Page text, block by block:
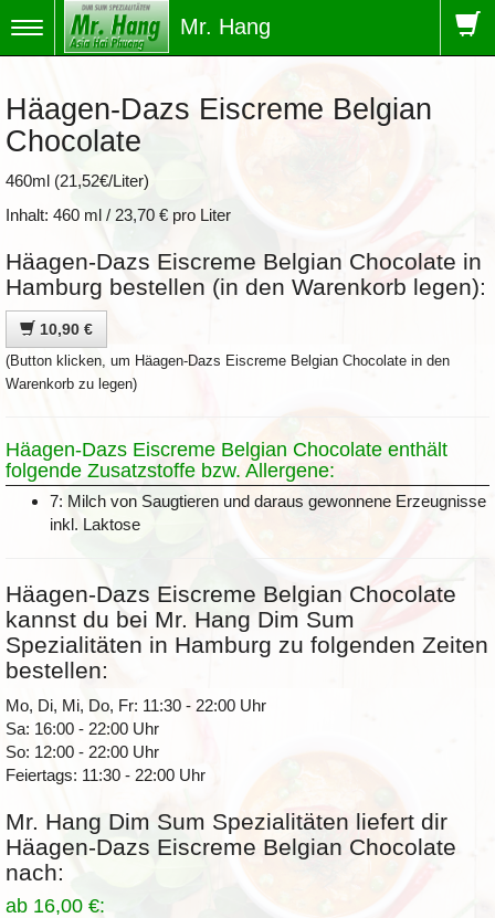
Toggle
navigation
Mr. Hang
Häagen-Dazs Eiscreme Belgian
Chocolate
460ml (21,52€/Liter)
Inhalt: 460 ml / 23,70 € pro Liter
Häagen-Dazs Eiscreme Belgian Chocolate in
Hamburg bestellen (in den Warenkorb legen):
10,90 €
(Button klicken, um Häagen-Dazs Eiscreme Belgian Chocolate in den
Warenkorb zu legen)
Häagen-Dazs Eiscreme Belgian Chocolate enthält
folgende Zusatzstoffe bzw. Allergene:
7: Milch von Saugtieren und daraus gewonnene Erzeugnisse
inkl. Laktose
Häagen-Dazs Eiscreme Belgian Chocolate
kannst du bei Mr. Hang Dim Sum
Spezialitäten in Hamburg zu folgenden Zeiten
bestellen:
Mo, Di, Mi, Do, Fr: 11:30 - 22:00 Uhr
Sa: 16:00 - 22:00 Uhr
So: 12:00 - 22:00 Uhr
Feiertags: 11:30 - 22:00 Uhr
Mr. Hang Dim Sum Spezialitäten liefert dir
Häagen-Dazs Eiscreme Belgian Chocolate
nach:
ab 16,00 €: